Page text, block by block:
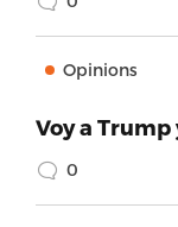
Opinions
Voy a
0